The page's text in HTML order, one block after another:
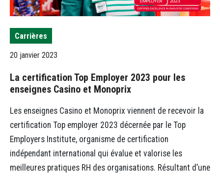
Carrières
20 janvier 2023
La certification Top Employer 2023 pour les
enseignes Casino et Monoprix
Les enseignes Casino et Monoprix viennent de recevoir la
certification Top employer 2023 décernée par le Top
Employers Institute, organisme de certification
indépendant international qui évalue et valorise les
meilleures pratiques RH des organisations. Résultant d’une